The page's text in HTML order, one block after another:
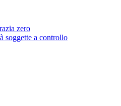
zero
soggette a controllo